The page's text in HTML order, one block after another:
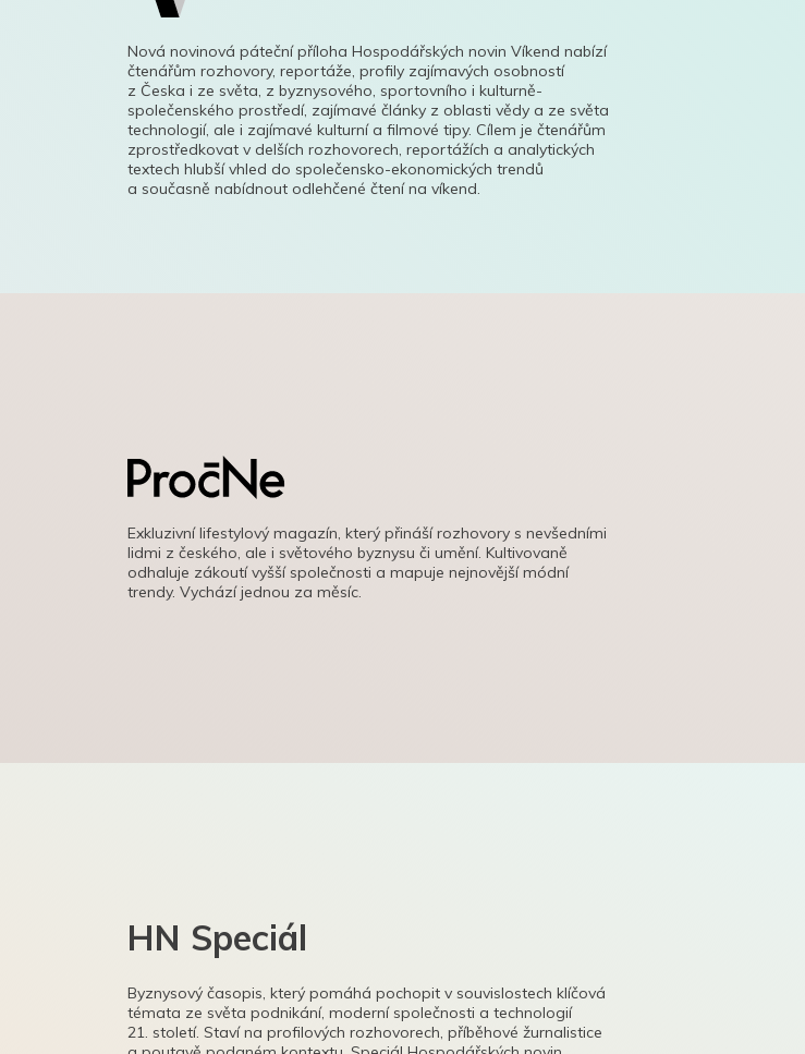
Nová novinová páteční příloha Hospodářských novin Víkend nabízí
čtenářům rozhovory, reportáže, profily zajímavých osobností
z Česka i ze světa, z byznysového, sportovního i kulturně-
společenského prostředí, zajímavé články z oblasti vědy a ze světa
technologií, ale i zajímavé kulturní a filmové tipy. Cílem je čtenářům
zprostředkovat v delších rozhovorech, reportážích a analytických
textech hlubší vhled do společensko-ekonomických trendů
a současně nabídnout odlehčené čtení na víkend.
Exkluzivní lifestylový magazín, který přináší rozhovory s nevšedními
lidmi z českého, ale i světového byznysu či umění. Kultivovaně
odhaluje zákoutí vyšší společnosti a mapuje nejnovější módní
trendy. Vychází jednou za měsíc.
HN Speciál
Byznysový časopis, který pomáhá pochopit v souvislostech klíčová
témata ze světa podnikání, moderní společnosti a technologií
21. století. Staví na profilových rozhovorech, příběhové žurnalistice